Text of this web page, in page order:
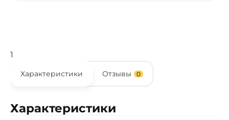
1
Характеристики Отзывы 0
Характеристики